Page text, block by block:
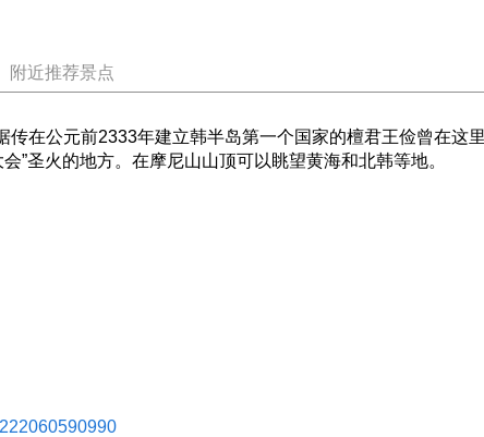
附近推荐景点
在公元前2333年建立韩半岛第一个国家的檀君王俭曾在这
”圣火的地方。在摩尼山山顶可以眺望黄海和北韩等地。